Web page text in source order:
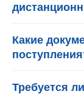
Какие
Требуется